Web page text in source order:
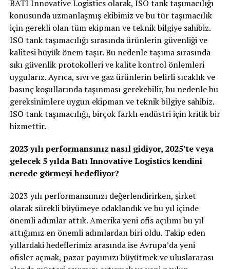
BATI Innovative Logistics olarak, ISO tank taşımacılığı
konusunda uzmanlaşmış ekibimiz ve bu tür taşımacılık
için gerekli olan tüm ekipman ve teknik bilgiye sahibiz.
ISO tank taşımacılığı sırasında ürünlerin güvenliği ve
kalitesi büyük önem taşır. Bu nedenle taşıma sırasında
sıkı güvenlik protokolleri ve kalite kontrol önlemleri
uygularız. Ayrıca, sıvı ve gaz ürünlerin belirli sıcaklık ve
basınç koşullarında taşınması gerekebilir, bu nedenle bu
gereksinimlere uygun ekipman ve teknik bilgiye sahibiz.
ISO tank taşımacılığı, birçok farklı endüstri için kritik bir
hizmettir.
2023 yılı performansınız nasıl gidiyor, 2025’te veya
gelecek 5 yılda Batı Innovative Logistics kendini
nerede görmeyi hedefliyor?
2023 yılı performansımızı değerlendirirken, şirket
olarak sürekli büyümeye odaklandık ve bu yıl içinde
önemli adımlar attık. Amerika yeni ofis açılımı bu yıl
attığımız en önemli adımlardan biri oldu. Takip eden
yıllardaki hedeflerimiz arasında ise Avrupa’da yeni
ofisler açmak, pazar payımızı büyütmek ve uluslararası